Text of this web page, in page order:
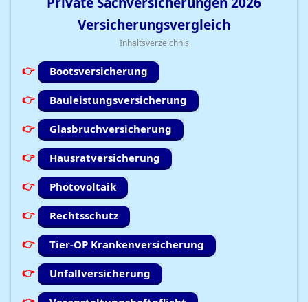
Versicherungsvergleich
Inhaltsverzeichnis
Bootsversicherung
Bauleistungsversicherung
Glasbruchversicherung
Hausratversicherung
Photovoltaik
Rechtsschutz
Tier-OP Krankenversicherung
Unfallversicherung